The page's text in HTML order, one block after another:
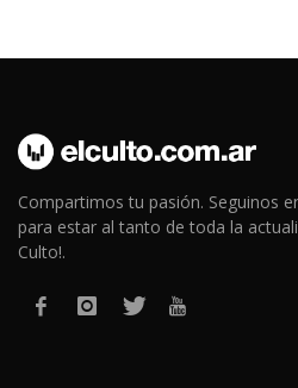
Compartimos tu pasión. Seguinos
para estar al tanto de toda la
Culto!.